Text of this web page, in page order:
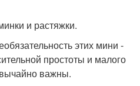
и растяжки.
этих мини -
простоты и малого
важны.